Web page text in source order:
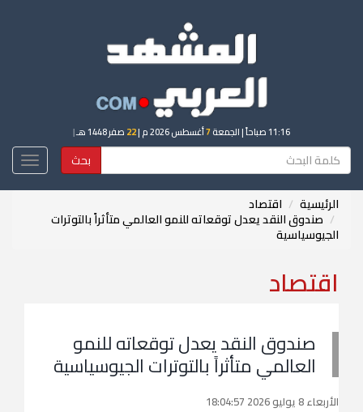
11:16 صباحاً | الجمعة7أغسطس 2026 م | 22 صفر 1448 هـ |
بحث
الرئيسية اقتصاد
صندوق النقد يعدل توقعاته للنمو العالمي متأثراً بالتوترات
الجيوسياسية
اقتصاد
صندوق النقد يعدل توقعاته للنمو
العالمي متأثراً بالتوترات الجيوسياسية
الأربعاء 8 يوليو 2026 18:04:57